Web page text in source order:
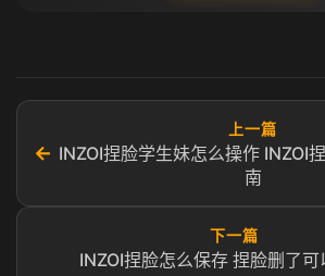
←
上一篇
INZOI捏脸学生妹怎么操作 INZOI
南
下一篇
INZOI捏脸怎么保存 捏脸删了可